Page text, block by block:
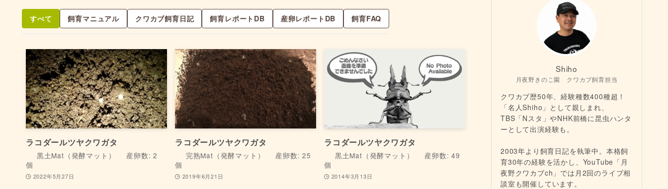
すべて 飼育マニュアル クワカブ飼育日記 飼育レポートDB 産卵レポートDB 飼育FAQ
ラコダールツヤクワガタ
黒土Mat（発酵マット）
産卵数: 2
個
2022年5月27日
ラコダールツヤクワガタ
完熟Mat（発酵マット）
産卵数: 25
個
2019年6月21日
ラコダールツヤクワガタ
黒土Mat（発酵マット）
産卵数: 49
個
2014年3月13日
Shiho
月夜野きのこ園 クワカブ飼育担当
クワカブ歴50年、経験種数400種超！
「名人Shiho」として親しまれ、
TBS「Nスタ」やNHK前橋に昆虫ハンタ
ーとして出演経験も。
2003年より飼育日記を執筆中。本格飼
育30年の経験を活かし、YouTube「月
夜野クワカブch」では月2回のライブ相
談室も開催しています。